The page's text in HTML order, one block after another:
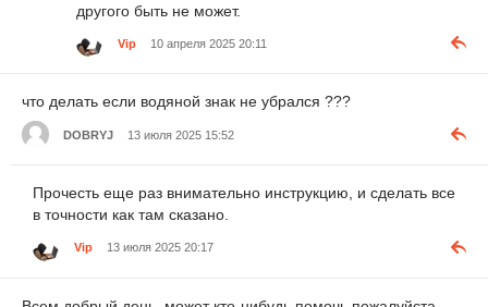
другого быть не может.
Vip 10 апреля 2025 20:11
что делать если водяной знак не убрался ???
DOBRYJ 13 июля 2025 15:52
Прочесть еще раз внимательно инструкцию, и сделать все
в точности как там сказано.
Vip 13 июля 2025 20:17